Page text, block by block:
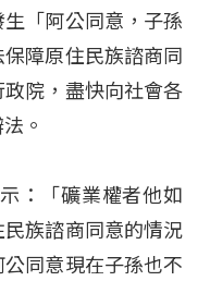
「阿公同意，子孫
障原住民族諮商同
院，盡快向社會各
。
：「礦業權者他如
族諮商同意的情況
同意現在子孫也不